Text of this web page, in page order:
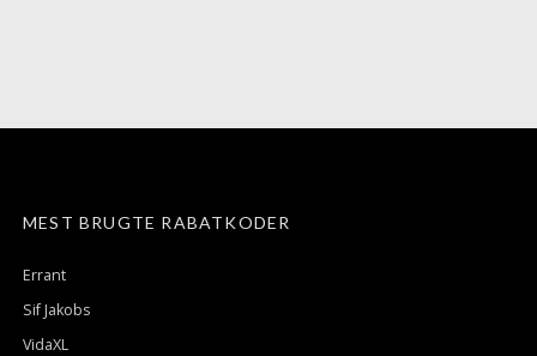
MEST BRUGTE RABATKODER
Errant
Sif Jakobs
VidaXL